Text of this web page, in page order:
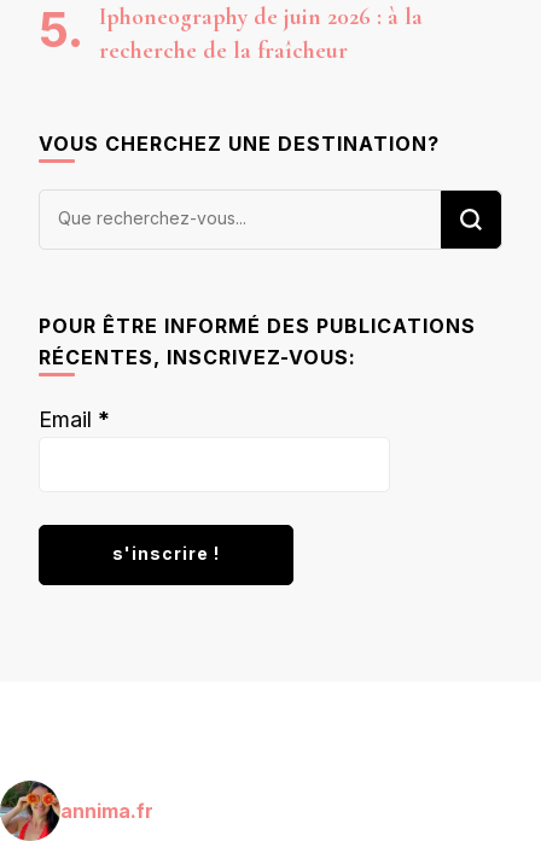
Iphoneography de juin 2026 : à la
recherche de la fraîcheur
VOUS CHERCHEZ UNE DESTINATION?
Vous
POUR ÊTRE INFORMÉ DES PUBLICATIONS
RÉCENTES, INSCRIVEZ-VOUS:
Email *
annima.fr